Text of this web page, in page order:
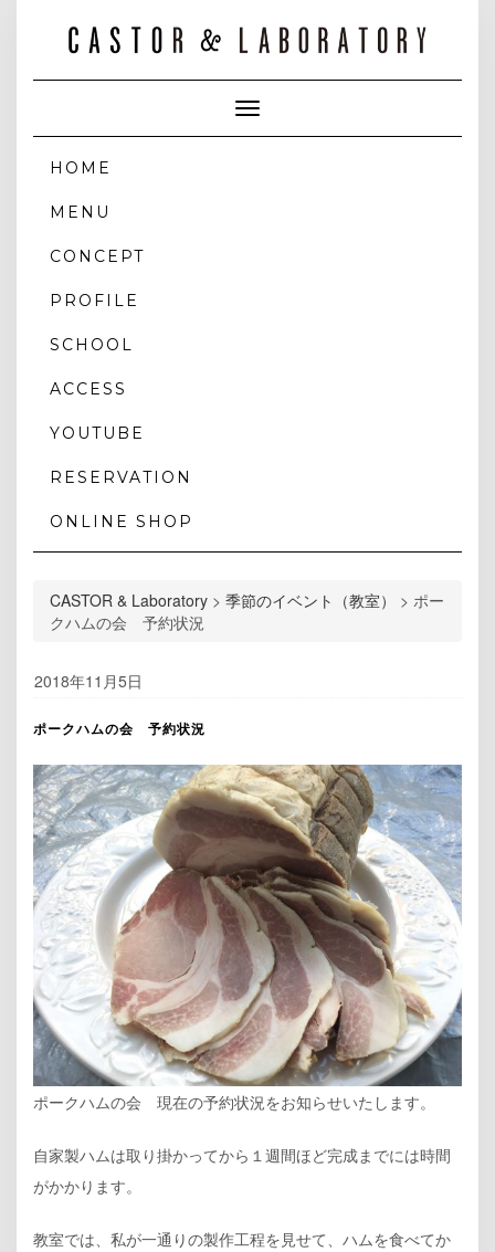
Toggle
Navigation
HOME
MENU
CONCEPT
PROFILE
SCHOOL
ACCESS
YOUTUBE
RESERVATION
ONLINE SHOP
CASTOR & Laboratory > 季節のイベント（教室） > ポー
クハムの会 予約状況
2018年11月5日
ポークハムの会 予約状況
ポークハムの会 現在の予約状況をお知らせいたします。
自家製ハムは取り掛かってから１週間ほど完成までには時間
がかかります。
教室では、私が一通りの製作工程を見せて、ハムを食べてか